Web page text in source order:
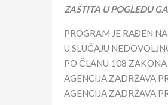
ZAŠTITA U POGLEDU
PROGRAM JE RAĐEN
U SLUČAJU
PO ČLANU 108
AGENCIJA ZADRŽAVA
AGENCIJA ZADRŽAVA